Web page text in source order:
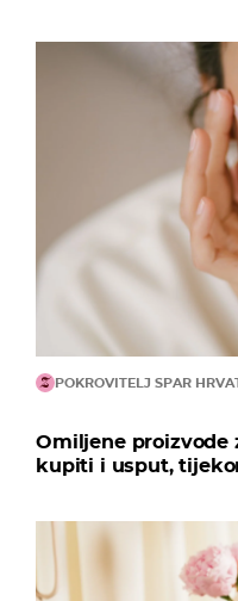
POKROVITELJ SPAR
Omiljene proizvode
kupiti i usput,